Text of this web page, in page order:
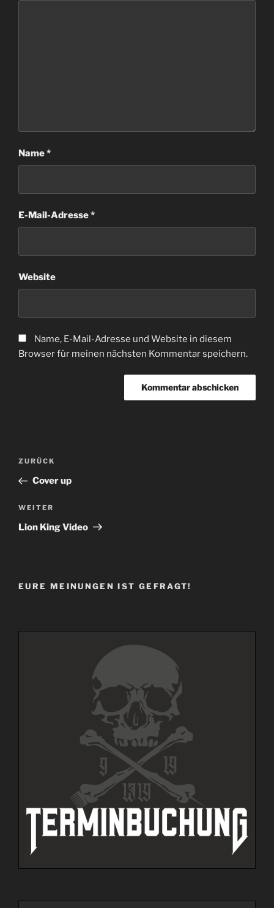
Name*
E-Mail-Adresse*
Website
Name, E-Mail-Adresse und Website in diesem
Browser für meinen nächsten Kommentar speichern.
Beitragsnavigation
Vorheriger
Beitrag
ZURÜCK
Cover up
Nächster
Beitrag
WEITER
Lion King Video
EURE MEINUNGEN IST GEFRAGT!